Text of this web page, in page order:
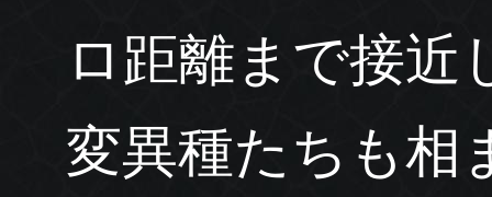
ロ距離まで接近
変異種たちも相